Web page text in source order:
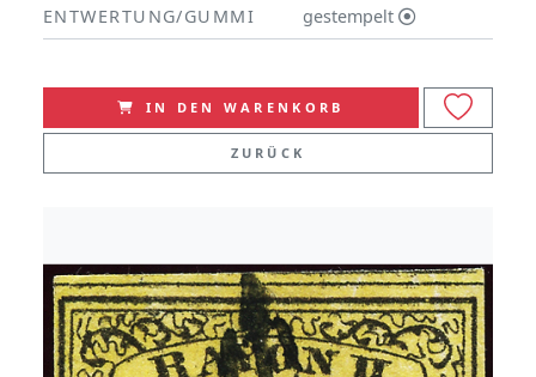
ENTWERTUNG/GUMMI
gestempelt
IN DEN WARENKORB
ZURÜCK